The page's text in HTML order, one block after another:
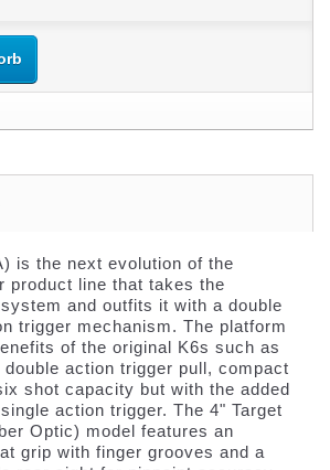
is the next evolution of the
product line that takes the
and outfits it with a double
trigger mechanism. The platform
of the original K6s such as
double action trigger pull, compact
shot capacity but with the added
action trigger. The 4" Target
Optic) model features an
grip with finger grooves and a